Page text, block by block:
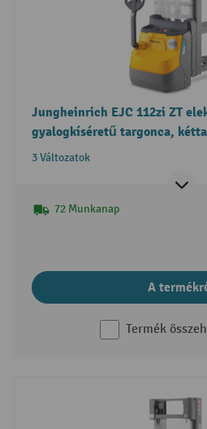
Jungheinrich EJC 112zi ZT
gyalogkíséretű targonca,
emelőoszlop, funkcióval két
3 Változatok
72 Munkanap
A
Termék